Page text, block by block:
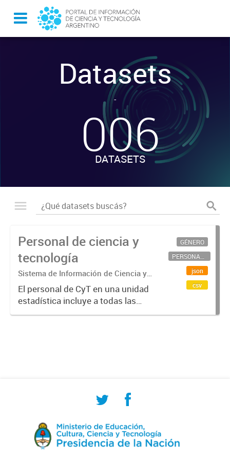
Datasets
-
006
DATASETS
Personal de ciencia y
tecnología
Sistema de Información de Ciencia y
Tecnología Argentino (SICYTAR)
El personal de CyT en una unidad
estadística incluye a todas las
personas involucradas
GÉNERO
PERSONAL CIENTÍFICO-TECNOLÓGICO
json
csv